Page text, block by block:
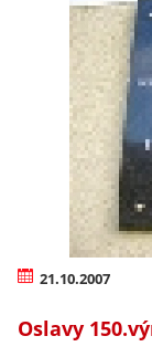
21.10.2007
Oslavy